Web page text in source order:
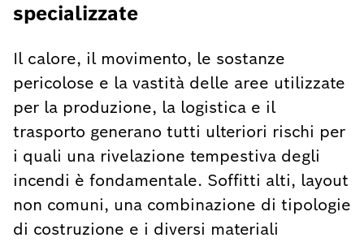
specializzate
Il calore, il movimento, le sostanze
pericolose e la vastità delle aree utilizzate
per la produzione, la logistica e il
trasporto generano tutti ulteriori rischi per
i quali una rivelazione tempestiva degli
incendi è fondamentale. Soffitti alti, layout
non comuni, una combinazione di tipologie
di costruzione e i diversi materiali